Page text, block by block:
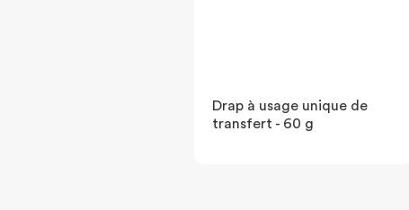
Drap à usage unique de
transfert - 60 g